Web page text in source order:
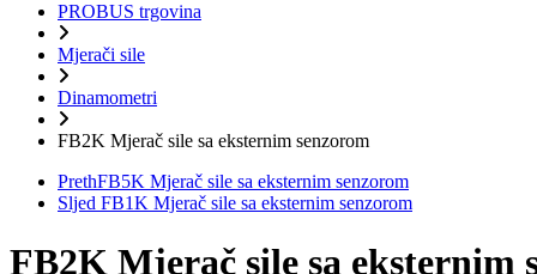
PROBUS trgovina
Mjerači sile
Dinamometri
FB2K Mjerač sile sa eksternim senzorom
PrethFB5K Mjerač sile sa eksternim senzorom
Sljed FB1K Mjerač sile sa eksternim senzorom
FB2K Mjerač sile sa eksternim